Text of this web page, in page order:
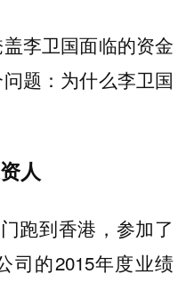
李卫国面临的资金
题： 为什么李卫国
人
跑到香港，参加了
司的2015年度业绩